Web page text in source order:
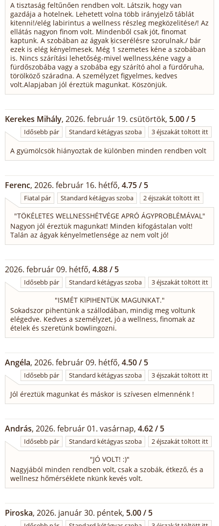
A tisztaság feltűnően rendben volt. Látszik, hogy van
gazdája a hotelnek. Lehetett volna több irányjelző táblát
kitenni!/elég labirintus a wellness részleg megközelitése/! Az
ellátás nagyon finom volt. Mindenből csak jót, finomat
kaptunk. A szobában az ágyak ķicserélésre szorulnak./ bár
ezek is elég kényelmesek. Még 1 szemetes kéne a szobában
is. Nincs szárítási lehetőség-mivel wellness,kéne vagy a
fürdőszobába vagy a szobába egy szárító ahol a fürdőruha,
törölköző száradna. A személyzet figyelmes, kedves
volt.Alapjaban jól éreztük magunkat. Köszönjük.
Kerekes Mihály, 2026. február 19. csütörtök, 5.00 / 5
Idősebb pár Standard kétágyas szoba 3 éjszakát töltött itt
A gyümölcsök hiányoztak de különben minden rendben volt
Ferenc, 2026. február 16. hétfő, 4.75 / 5
Fiatal pár Standard kétágyas szoba 2 éjszakát töltött itt
"TÖKÉLETES WELLNESSHÉTVÉGE APRÓ ÁGYPROBLÉMÁVAL"
Nagyon jól éreztük magunkat! Minden kifogástalan volt!
Talán az ágyak kényelmetlensége az nem volt jó!
2026. február 09. hétfő, 4.88 / 5
Idősebb pár Standard kétágyas szoba 3 éjszakát töltött itt
"ISMÉT KIPIHENTÜK MAGUNKAT."
Sokadszor pihentünk a szállodában, mindig meg voltunk
elégedve. Kedves a személyzet, jó a wellness, finomak az
ételek és szeretünk bowlingozni.
Angéla, 2026. február 09. hétfő, 4.50 / 5
Idősebb pár Standard kétágyas szoba 3 éjszakát töltött itt
Jól éreztük magunkat és máskor is szívesen elmennénk !
András, 2026. február 01. vasárnap, 4.62 / 5
Idősebb pár Standard kétágyas szoba 2 éjszakát töltött itt
"JÓ VOLT! :)"
Nagyjából minden rendben volt, csak a szobák, étkező, és a
wellnesz hőmérséklete nkünk kevés volt.
Piroska, 2026. január 30. péntek, 5.00 / 5